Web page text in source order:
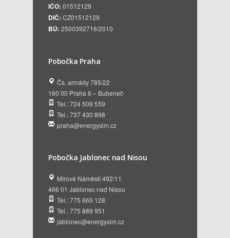
IČO: 01512129
DIČ: CZ01512129
BÚ: 2500392716/2010
Pobočka Praha
Čs. armády 785/22
160 00 Praha 6 – Bubeneč
Tel.: 724 509 559
Tel.: 737 430 898
praha@energysim.cz
Pobočka Jablonec nad Nisou
Mírové Náměstí 492/11
466 01 Jablonec nad Nisou
Tel.: 775 665 128
Tel.: 775 889 951
jablonec@energysim.cz